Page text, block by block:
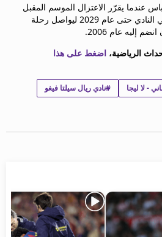
عندما يقرّر الاعتزال الموسم المقبل
سيتحول إلى وظيفة إدارية في النادي حتى عام 2029 ليواصل رحلة
إليه عام 2006.
الرياضية، اضغط على هذا
- لا ليجا #نادي ريال سيلتا فيغو